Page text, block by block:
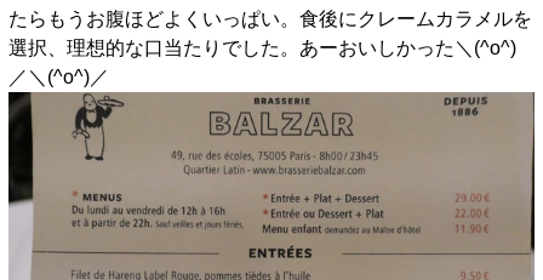
たらもうお腹ほどよくいっぱい。食後にクレームカラメルを
選択、理想的な口当たりでした。あーおいしかった＼(^o^)
／＼(^o^)／